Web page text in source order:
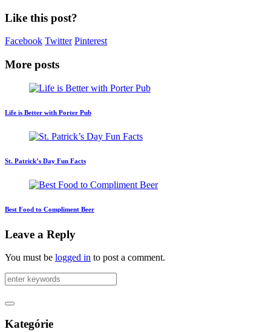
Like this post?
Facebook Twitter Pinterest
More posts
Life is Better with Porter Pub
St. Patrick’s Day Fun Facts
Best Food to Compliment Beer
Leave a Reply
You must be logged in to post a comment.
Kategórie